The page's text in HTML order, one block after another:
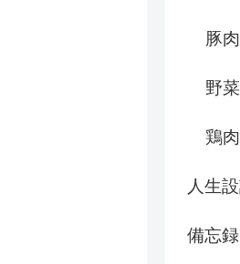
豚肉
野菜
鶏肉
人生
備忘録